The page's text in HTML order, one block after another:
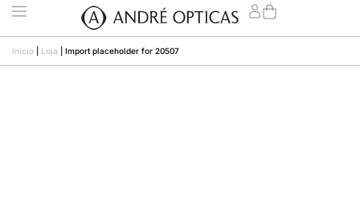
Início Loja Import placeholder for 20507